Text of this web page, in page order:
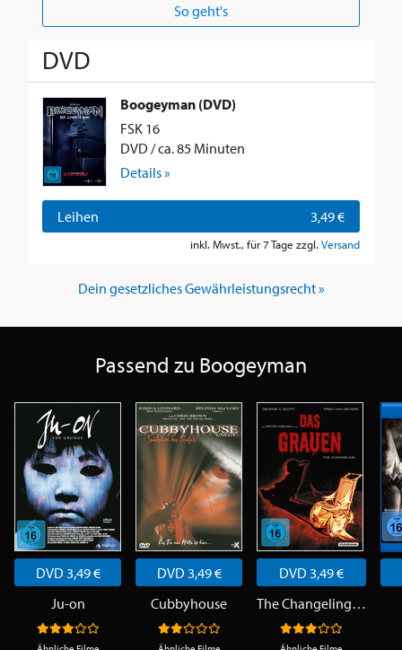
So geht's
DVD
Boogeyman (DVD)
FSK 16
DVD / ca. 85 Minuten
Details »
Leihen 3,49 €
inkl. Mwst., für 7 Tage zzgl. Versand
Dein gesetzliches Gewährleistungsrecht »
Passend zu Boogeyman
DVD 3,49 €
Ju-on
DVD 3,49 €
Cubbyhouse
DVD 3,49 €
The Changeling - Das Grauen